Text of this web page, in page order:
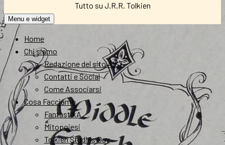
Tutto su J.R.R. Tolkien
Menu e widget
Home
Chi siamo
Redazione del sito AIST
Contatti e Social
Come Associarsi
Cosa Facciamo
FantastikA
Mitopoiesi
Tolkien Studies Day